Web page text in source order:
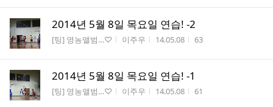
2014년 5월 8일 목요일 연습! -2
게시판명
[팅] 영농앨범…♡ 작성자
이주우 작성시간
14.05.08 조회수
63
2014년 5월 8일 목요일 연습! -1
게시판명
[팅] 영농앨범…♡ 작성자
이주우 작성시간
14.05.08 조회수
61